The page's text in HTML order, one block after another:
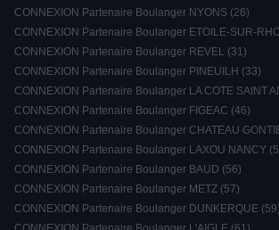
CONNEXION Partenaire Boulanger NYONS (26)
CONNEXION Partenaire Boulanger ETOILE-SUR-
CONNEXION Partenaire Boulanger REVEL (31)
CONNEXION Partenaire Boulanger PINEUILH (33)
CONNEXION Partenaire Boulanger LA COTE SAINT
CONNEXION Partenaire Boulanger FIGEAC (46)
CONNEXION Partenaire Boulanger CHATEAU
CONNEXION Partenaire Boulanger LAXOU NANCY
CONNEXION Partenaire Boulanger BAUD (56)
CONNEXION Partenaire Boulanger METZ (57)
CONNEXION Partenaire Boulanger DUNKERQUE (59)